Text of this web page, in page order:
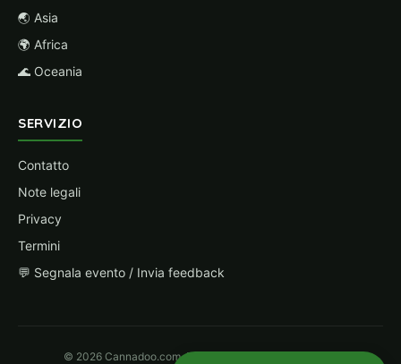
🌏 Asia
🌍 Africa
🌊 Oceania
SERVIZIO
Contatto
Note legali
Privacy
Termini
💬 Segnala evento / Invia feedback
© 2026 Cannadoo.com. Parte della rete Hanf Magazin.